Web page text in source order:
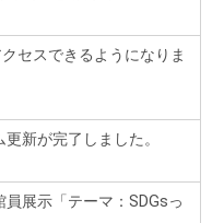
セスできるようになりま
新が完了しました。
展示「テーマ：SDGsっ